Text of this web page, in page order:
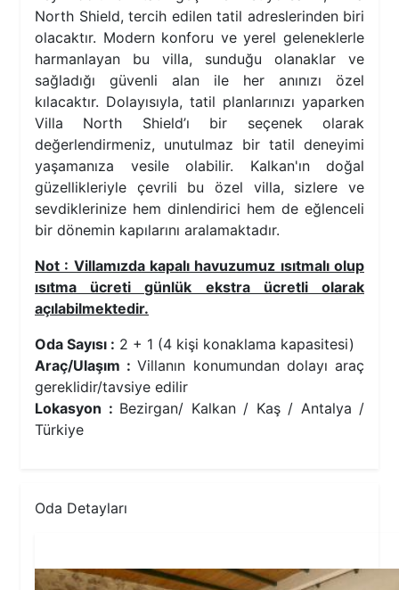
North Shield, tercih edilen tatil adreslerinden biri
olacaktır. Modern konforu ve yerel geleneklerle
harmanlayan bu villa, sunduğu olanaklar ve
sağladığı güvenli alan ile her anınızı özel
kılacaktır. Dolayısıyla, tatil planlarınızı yaparken
Villa North Shield’ı bir seçenek olarak
değerlendirmeniz, unutulmaz bir tatil deneyimi
yaşamanıza vesile olabilir. Kalkan'ın doğal
güzellikleriyle çevrili bu özel villa, sizlere ve
sevdiklerinize hem dinlendirici hem de eğlenceli
bir dönemin kapılarını aralamaktadır.
Not : Villamızda kapalı havuzumuz ısıtmalı olup
ısıtma ücreti günlük ekstra ücretli olarak
açılabilmektedir.
Oda Sayısı : 2 + 1 (4 kişi konaklama kapasitesi)
Araç/Ulaşım :Villanın konumundan dolayı araç
gereklidir/tavsiye edilir
Lokasyon : Bezirgan/ Kalkan / Kaş / Antalya /
Türkiye
Oda Detayları